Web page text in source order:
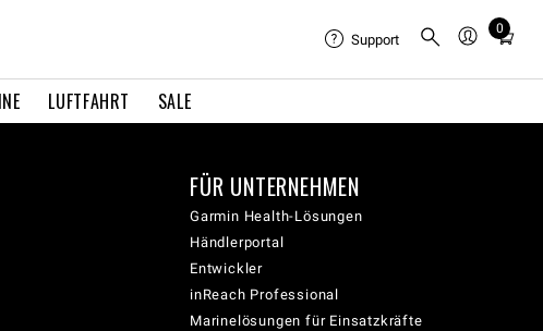
LUFTFAHRT SALE
Support
0
Total
cart:
FÜR UNTERNEHMEN
Garmin Health-Lösungen
Händlerportal
Entwickler
inReach Professional
Marinelösungen für Einsatzkräfte